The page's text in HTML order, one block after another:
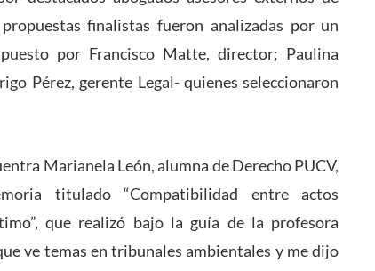
finalistas fueron analizadas por un
por Francisco Matte, director; Paulina
Pérez, gerente Legal- quienes seleccionaron
Marianela León, alumna de Derecho PUCV,
titulado “Compatibilidad entre actos
que realizó bajo la guía de la profesora
ve temas en tribunales ambientales y me dijo